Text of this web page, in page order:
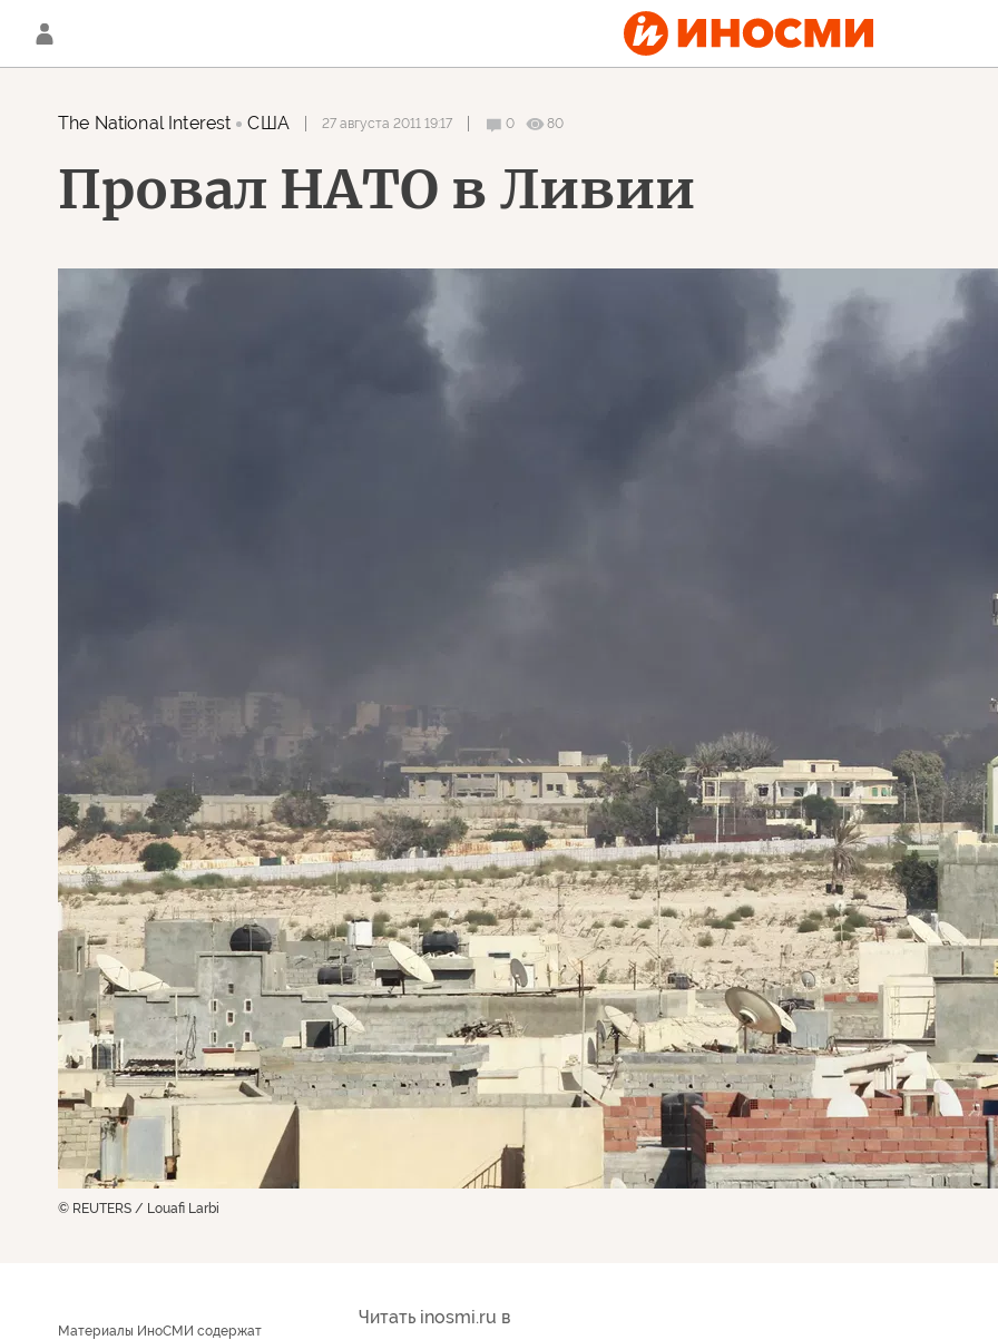
The National Interest США 27 августа 2011 19:17 0 80
Провал НАТО в Ливии
© REUTERS / Louafi Larbi
Материалы ИноСМИ содержат
Читать inosmi.ru в